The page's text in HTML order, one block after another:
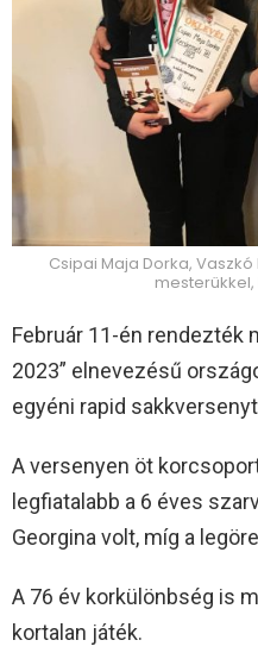
Csipai Maja Dorka,
mesterükkel,
Február 11-én rendezték
2023” elnevezésű
egyéni rapid
A versenyen öt
legfiatalabb a 6 éves
Georgina volt, míg a
A 76 év korkülönbség is
kortalan játék.